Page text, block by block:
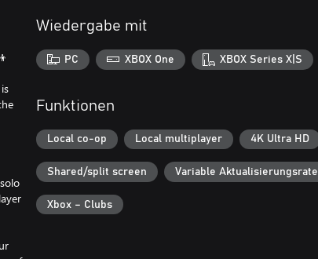
Wiedergabe mit
PC XBOX One XBOX Series X|S
Funktionen
Local co-op Local multiplayer 4K Ultra HD
Shared/split screen Variable Aktualisierungsrate
Xbox – Clubs